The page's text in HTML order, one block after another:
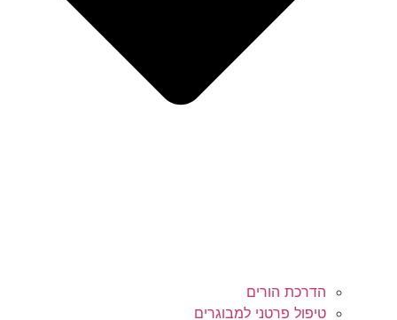
הדרכת הורים
טיפול פרטני למבוגרים